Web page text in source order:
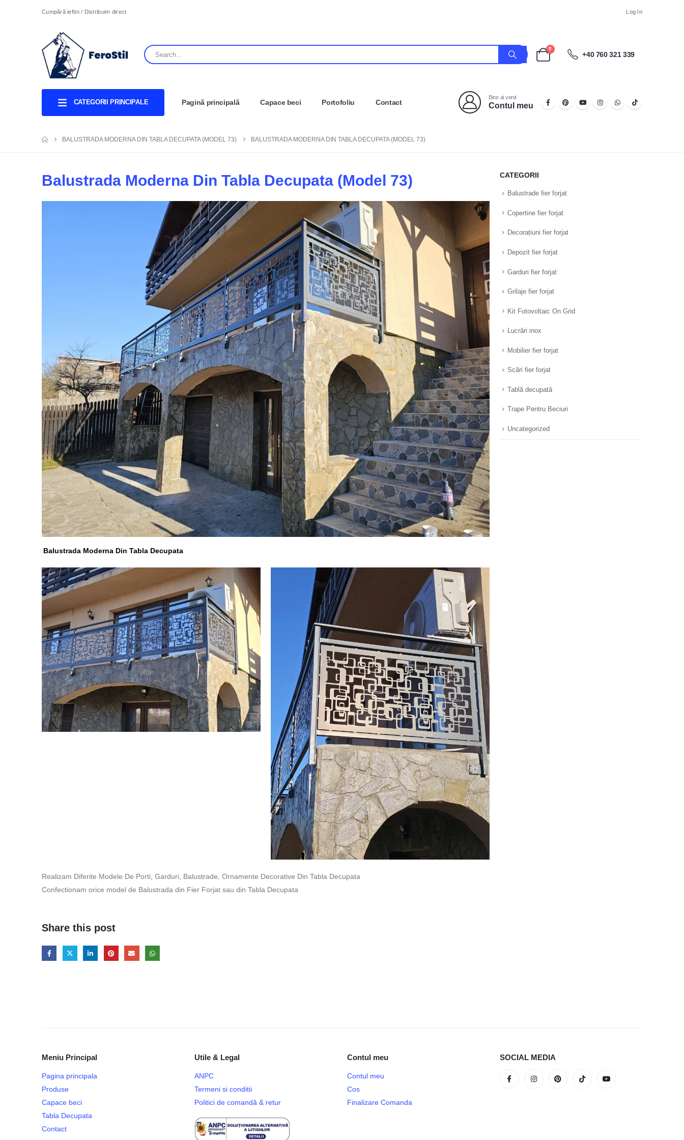
Cumpără ieftin / Distribuim direct Log In
0
+40 760 321 339
CATEGORII PRINCIPALE Pagină principală Capace beci Portofoliu Contact
Bine ai venit
Contul meu
BALUSTRADA MODERNA DIN TABLA DECUPATA (MODEL 73) BALUSTRADA MODERNA DIN TABLA DECUPATA (MODEL 73)
Balustrada Moderna Din Tabla Decupata (Model 73)
Balustrada Moderna Din Tabla Decupata
Realizam Diferite Modele De Porti, Garduri, Balustrade, Ornamente Decorative Din Tabla Decupata
Confectionam orice model de Balustrada din Fier Forjat sau din Tabla Decupata
Share this post
CATEGORII
Balustrade fier forjat
Copertine fier forjat
Decorațiuni fier forjat
Depozit fier forjat
Garduri fier forjat
Grilaje fier forjat
Kit Fotovoltaic On Grid
Lucrări inox
Mobilier fier forjat
Scări fier forjat
Tablă decupată
Trape Pentru Beciuri
Uncategorized
Meniu Principal
Pagina principala
Produse
Capace beci
Tabla Decupata
Contact
Utile & Legal
ANPC
Termeni si conditii
Politici de comandă & retur
Contul meu
Contul meu
Cos
Finalizare Comanda
SOCIAL MEDIA